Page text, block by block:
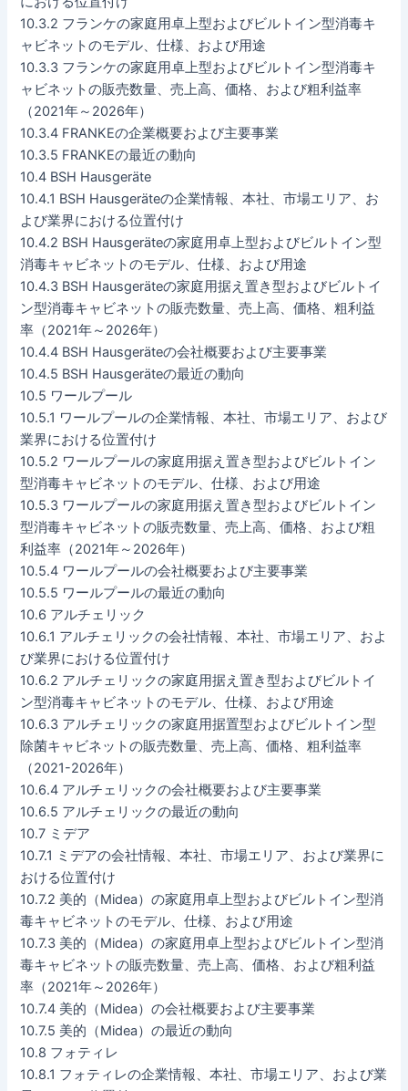
10.3.2 フランケの家庭用卓上型およびビルトイン型消毒キ
ャビネットのモデル、仕様、および用途
10.3.3 フランケの家庭用卓上型およびビルトイン型消毒キ
ャビネットの販売数量、売上高、価格、および粗利益率
（2021年～2026年）
10.3.4 FRANKEの企業概要および主要事業
10.3.5 FRANKEの最近の動向
10.4 BSH Hausgeräte
10.4.1 BSH Hausgeräteの企業情報、本社、市場エリア、お
よび業界における位置付け
10.4.2 BSH Hausgeräteの家庭用卓上型およびビルトイン型
消毒キャビネットのモデル、仕様、および用途
10.4.3 BSH Hausgeräteの家庭用据え置き型およびビルトイ
ン型消毒キャビネットの販売数量、売上高、価格、粗利益
率（2021年～2026年）
10.4.4 BSH Hausgeräteの会社概要および主要事業
10.4.5 BSH Hausgeräteの最近の動向
10.5 ワールプール
10.5.1 ワールプールの企業情報、本社、市場エリア、および
業界における位置付け
10.5.2 ワールプールの家庭用据え置き型およびビルトイン
型消毒キャビネットのモデル、仕様、および用途
10.5.3 ワールプールの家庭用据え置き型およびビルトイン
型消毒キャビネットの販売数量、売上高、価格、および粗
利益率（2021年～2026年）
10.5.4 ワールプールの会社概要および主要事業
10.5.5 ワールプールの最近の動向
10.6 アルチェリック
10.6.1 アルチェリックの会社情報、本社、市場エリア、およ
び業界における位置付け
10.6.2 アルチェリックの家庭用据え置き型およびビルトイ
ン型消毒キャビネットのモデル、仕様、および用途
10.6.3 アルチェリックの家庭用据置型およびビルトイン型
除菌キャビネットの販売数量、売上高、価格、粗利益率
（2021-2026年）
10.6.4 アルチェリックの会社概要および主要事業
10.6.5 アルチェリックの最近の動向
10.7 ミデア
10.7.1 ミデアの会社情報、本社、市場エリア、および業界に
おける位置付け
10.7.2 美的（Midea）の家庭用卓上型およびビルトイン型消
毒キャビネットのモデル、仕様、および用途
10.7.3 美的（Midea）の家庭用卓上型およびビルトイン型消
毒キャビネットの販売数量、売上高、価格、および粗利益
率（2021年～2026年）
10.7.4 美的（Midea）の会社概要および主要事業
10.7.5 美的（Midea）の最近の動向
10.8 フォティレ
10.8.1 フォティレの企業情報、本社、市場エリア、および業